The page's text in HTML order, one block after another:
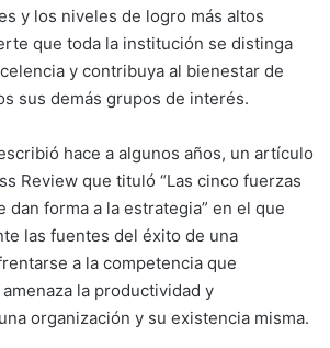
y los niveles de logro más altos
que toda la institución se distinga
y con­tribuya al bienestar de
sus demás grupos de interés.
hace a algunos años, un artículo
Review que tituló “Las cinco fuerzas
dan forma a la estrategia” en el que
las fuentes del éxito de una
a la competencia que
la producti­vidad y
organización y su existencia misma.